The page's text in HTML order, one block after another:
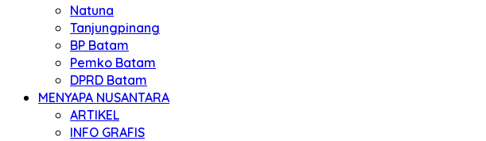
Natuna
Tanjungpinang
BP Batam
Pemko Batam
DPRD Batam
MENYAPA NUSANTARA
ARTIKEL
INFO GRAFIS